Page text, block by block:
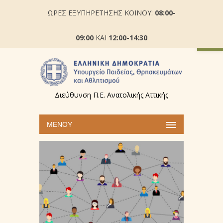
ΩΡΕΣ ΕΞΥΠΗΡΕΤΗΣΗΣ ΚΟΙΝΟΥ: 08:00-
09:00 ΚΑΙ 12:00-14:30
Διεύθυνση Π.Ε. Ανατολικής Αττικής
ΜΕΝΟΎ